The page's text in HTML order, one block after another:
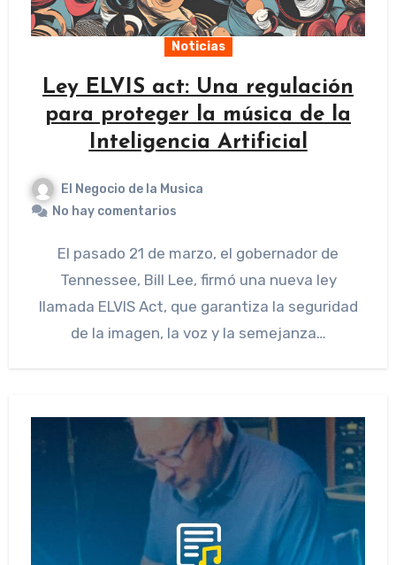
Noticias
Ley ELVIS act: Una regulación
para proteger la música de la
Inteligencia Artificial
El Negocio de la Musica
No hay comentarios
El pasado 21 de marzo, el gobernador de
Tennessee, Bill Lee, firmó una nueva ley
llamada ELVIS Act, que garantiza la seguridad
de la imagen, la voz y la semejanza…